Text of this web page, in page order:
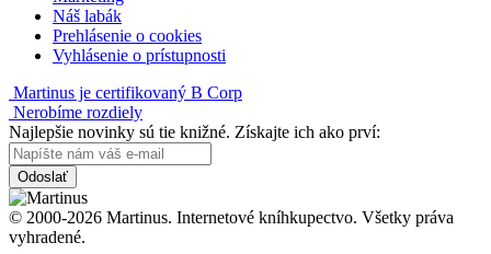
Náš labák
Prehlásenie o cookies
Vyhlásenie o prístupnosti
Martinus je certifikovaný B Corp
Nerobíme rozdiely
Najlepšie novinky sú tie knižné. Získajte ich ako prví:
Odoslať
© 2000-2026 Martinus. Internetové kníhkupectvo. Všetky práva
vyhradené.